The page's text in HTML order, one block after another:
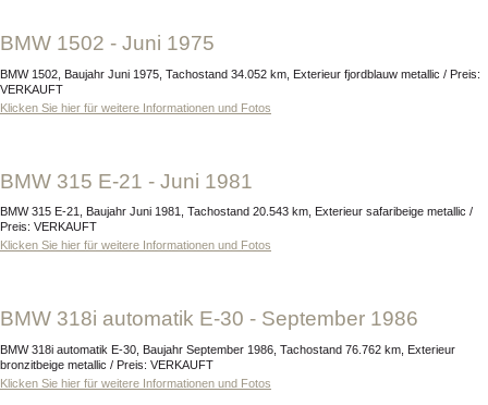
BMW 1502 - Juni 1975
BMW 1502, Baujahr Juni 1975, Tachostand 34.052 km, Exterieur fjordblauw metallic / Preis:
VERKAUFT
Klicken Sie hier für weitere Informationen und Fotos
BMW 315 E-21 - Juni 1981
BMW 315 E-21, Baujahr Juni 1981, Tachostand 20.543 km, Exterieur safaribeige metallic /
Preis: VERKAUFT
Klicken Sie hier für weitere Informationen und Fotos
BMW 318i automatik E-30 - September 1986
BMW 318i automatik E-30, Baujahr September 1986, Tachostand 76.762 km, Exterieur
bronzitbeige metallic / Preis: VERKAUFT
Klicken Sie hier für weitere Informationen und Fotos